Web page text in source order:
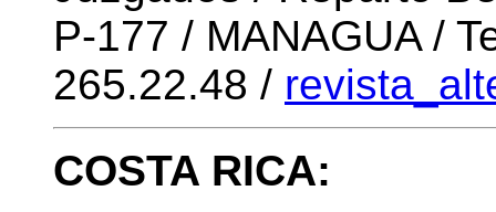
P-177 / MANAGUA /
265.22.48 /
COSTA RICA: